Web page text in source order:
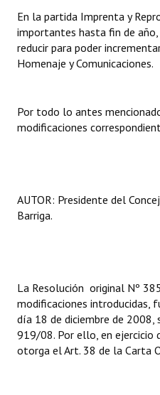
Comunicaciones
Declaraciones
Resoluciones
INSTITUCIONAL
Registros y Distinciones
Audiencias Públicas - Registro
Mujeres que Dejaron Huellas
En la partida Imprenta y
importantes hasta fin de
reducir para poder
Homenaje y Comunicaciones.
Por todo lo antes
modificaciones
AUTOR: Presidente del
Barriga.
La Resolución original Nº
modificaciones introducidas,
día 18 de diciembre de 2008,
919/08. Por ello, en ejercicio
otorga el Art. 38 de la Carta